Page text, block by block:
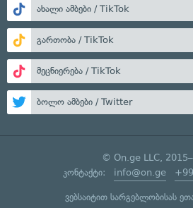
ახალი ამბები / TikTok
გართობა / TikTok
მეცნიერება / TikTok
ბოლო ამბები / Twitter
© On.ge LLC,
კონტაქტი: info@on.ge
ვებსაიტით სარგებლობისას